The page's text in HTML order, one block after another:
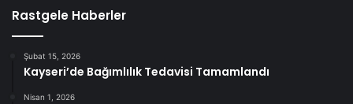
Rastgele Haberler
Şubat 15, 2026
Kayseri’de Bağımlılık Tedavisi Tamamlandı
Nisan 1, 2026